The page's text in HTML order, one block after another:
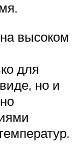
высоком
для
но и